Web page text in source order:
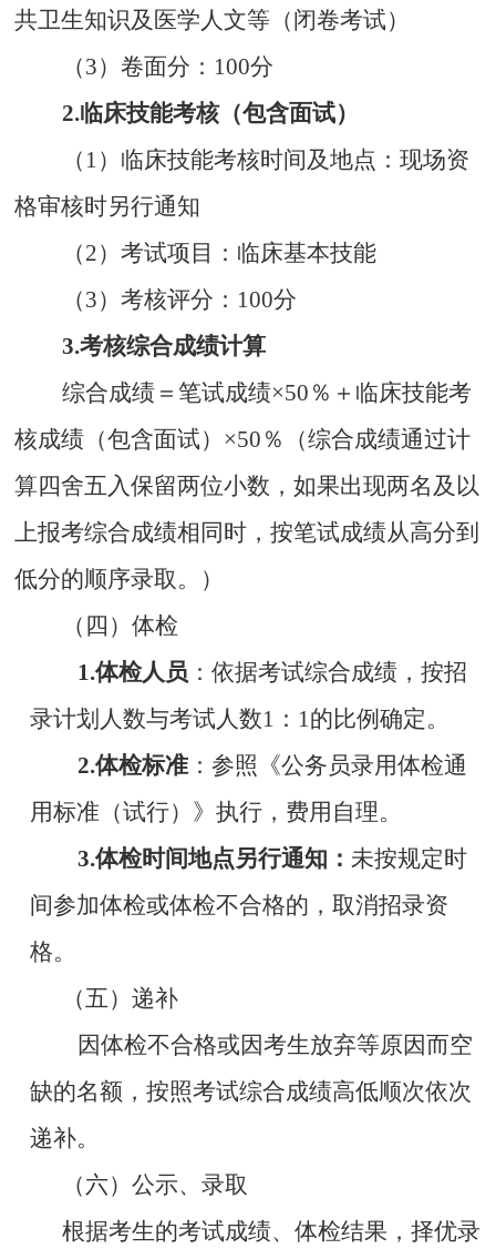
共卫生知识及医学人文等（闭卷考试）
（3）卷面分 ： 100分
2.临床技能考核（包含面试）
（ 1） 临床技能考核时间及地点：现场资
格审核时另行通知
（2）考试项目：临床基本技能
（3）考核评分 ： 100分
3.考核综合成绩计算
综合成绩＝笔试成绩×50 ％＋临床技能考
核成绩（包含面试） ×50 ％（综合成绩通过计
算四舍五入保留两位小数，如果出现两名及以
上报考综合成绩相同时，按笔试成绩从高分到
低分的顺序录取。）
（四）体检
1.体检人员 ：依据考试综合成绩，按招
录计划人数与考试人数1 ： 1的比例确定。
2.体检标准：参照《公务员录用体检通
用标准（试行）》执行，费用自理。
3.体检时间地点另行通知 ：未按规定时
间参加体检或体检不合格的，取消招录资
格。
（五）递补
因体检不合格或因考生放弃等原因而空
缺的名额，按照考试综合成绩高低顺次依次
递补。
（六）公示、录取
根据考生的考试成绩、体检结果，择优录